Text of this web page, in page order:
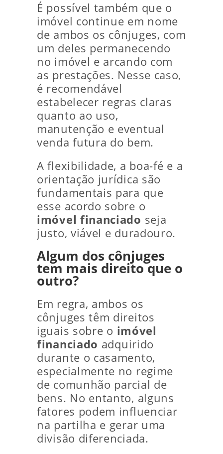
É possível também que o
imóvel continue em nome
de ambos os cônjuges, com
um deles permanecendo
no imóvel e arcando com
as prestações. Nesse caso,
é recomendável
estabelecer regras claras
quanto ao uso,
manutenção e eventual
venda futura do bem.
A flexibilidade, a boa-fé e a
orientação jurídica são
fundamentais para que
esse acordo sobre o
imóvel financiado seja
justo, viável e duradouro.
Algum dos cônjuges
tem mais direito que o
outro?
Em regra, ambos os
cônjuges têm direitos
iguais sobre o imóvel
financiado adquirido
durante o casamento,
especialmente no regime
de comunhão parcial de
bens. No entanto, alguns
fatores podem influenciar
na partilha e gerar uma
divisão diferenciada.